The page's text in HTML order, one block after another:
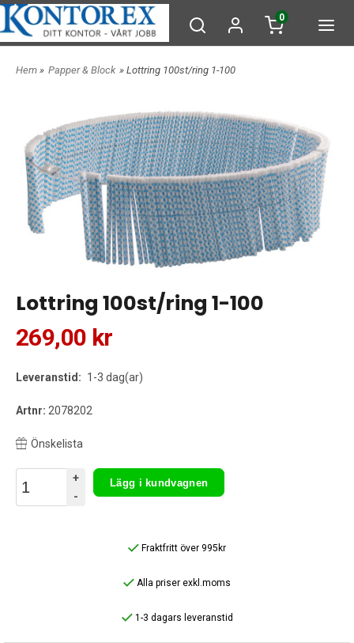
0
Hem » Papper & Block » Lottring 100st/ring 1-100
Lottring 100st/ring 1-100
269,00 kr
Leveranstid: 1-3 dag(ar)
Artnr: 2078202
Önskelista
+
-
Lägg i kundvagnen
Fraktfritt över 995kr
Alla priser exkl.moms
1-3 dagars leveranstid